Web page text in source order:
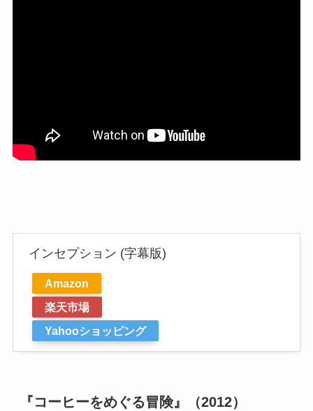
インセプション (字幕版)
Amazon
楽天市場
Yahooショッピング
『コーヒーをめぐる冒険』（2012）